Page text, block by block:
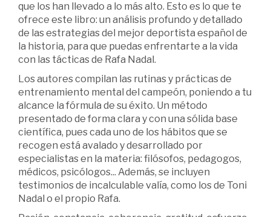
que los han llevado a lo más alto. Esto es lo que te
ofrece este libro: un análisis profundo y detallado
de las estrategias del mejor deportista español de
la historia, para que puedas enfrentarte a la vida
con las tácticas de Rafa Nadal.
Los autores compilan las rutinas y prácticas de
entrenamiento mental del campeón, poniendo a tu
alcance la fórmula de su éxito. Un método
presentado de forma clara y con una sólida base
científica, pues cada uno de los hábitos que se
recogen está avalado y desarrollado por
especialistas en la materia: filósofos, pedagogos,
médicos, psicólogos... Además, se incluyen
testimonios de incalculable valía, como los de Toni
Nadal o el propio Rafa.